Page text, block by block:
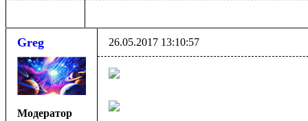
Greg
Модератор
26.05.2017 13:10:57